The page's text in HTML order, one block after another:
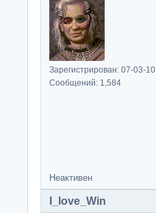
Зарегистрирован: 07-03-10
Сообщений: 1,584
Неактивен
I_love_Win